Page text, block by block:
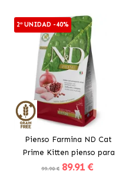
2ª UNIDAD -40%
Pienso Farmina ND Cat
Prime Kitten pienso para
gatitos con Pollo
99.90 € 89.91 €